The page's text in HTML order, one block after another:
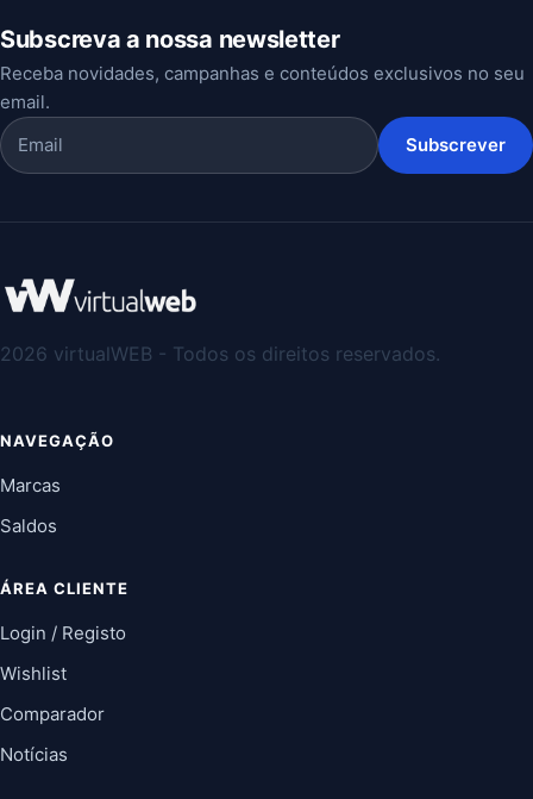
Subscreva a nossa newsletter
Receba novidades, campanhas e conteúdos exclusivos no seu
email.
Subscrever
2026 virtualWEB - Todos os direitos reservados.
NAVEGAÇÃO
Marcas
Saldos
ÁREA CLIENTE
Login / Registo
Wishlist
Comparador
Notícias